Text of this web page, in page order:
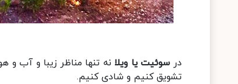
در سوئیت یا ویلا نه تنها مناظر زیبا و آب و
تشویق کنیم و شادی کنیم.